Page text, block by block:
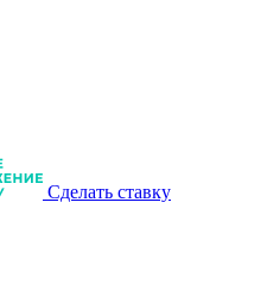
Сделать ставку